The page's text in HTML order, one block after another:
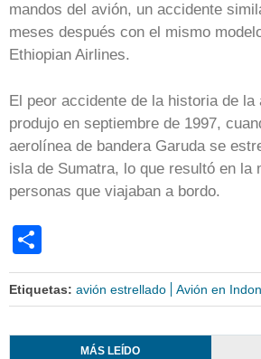
mandos del avión, un accidente
meses después con el mismo
Ethiopian Airlines.
El peor accidente de la historia de
produjo en septiembre de 1997,
aerolínea de bandera Garuda se
isla de Sumatra, lo que resultó en la
personas que viajaban a bordo.
Etiquetas: avión estrellado Avión en
MÁS LEÍDO